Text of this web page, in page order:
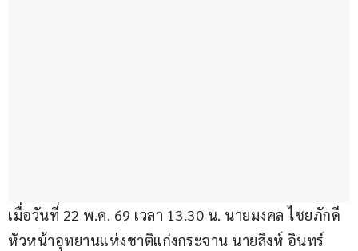
เมื่อวันที่ 22 พ.ค. 69 เวลา 13.30 น. นายมงคล ไชยภักดี
หัวหน้าอุทยานแห่งชาติแก่งกระจาน นายสิงห์ อินทร์